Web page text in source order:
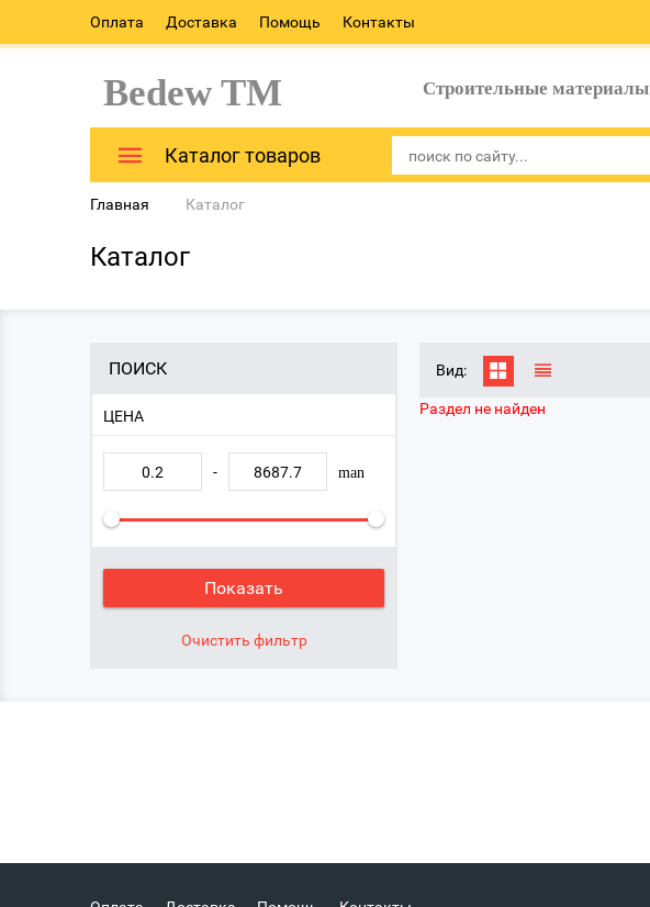
Оплата Доставка Помощь Контакты
Bedew TM Строительные материалы
Каталог товаров
Главная Каталог
Каталог
ПОИСК
ЦЕНА
-
Вид:
Раздел не найден